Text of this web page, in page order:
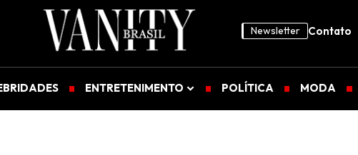
Newsletter Contato
ENTRETENIMENTO POLÍTICA MODA